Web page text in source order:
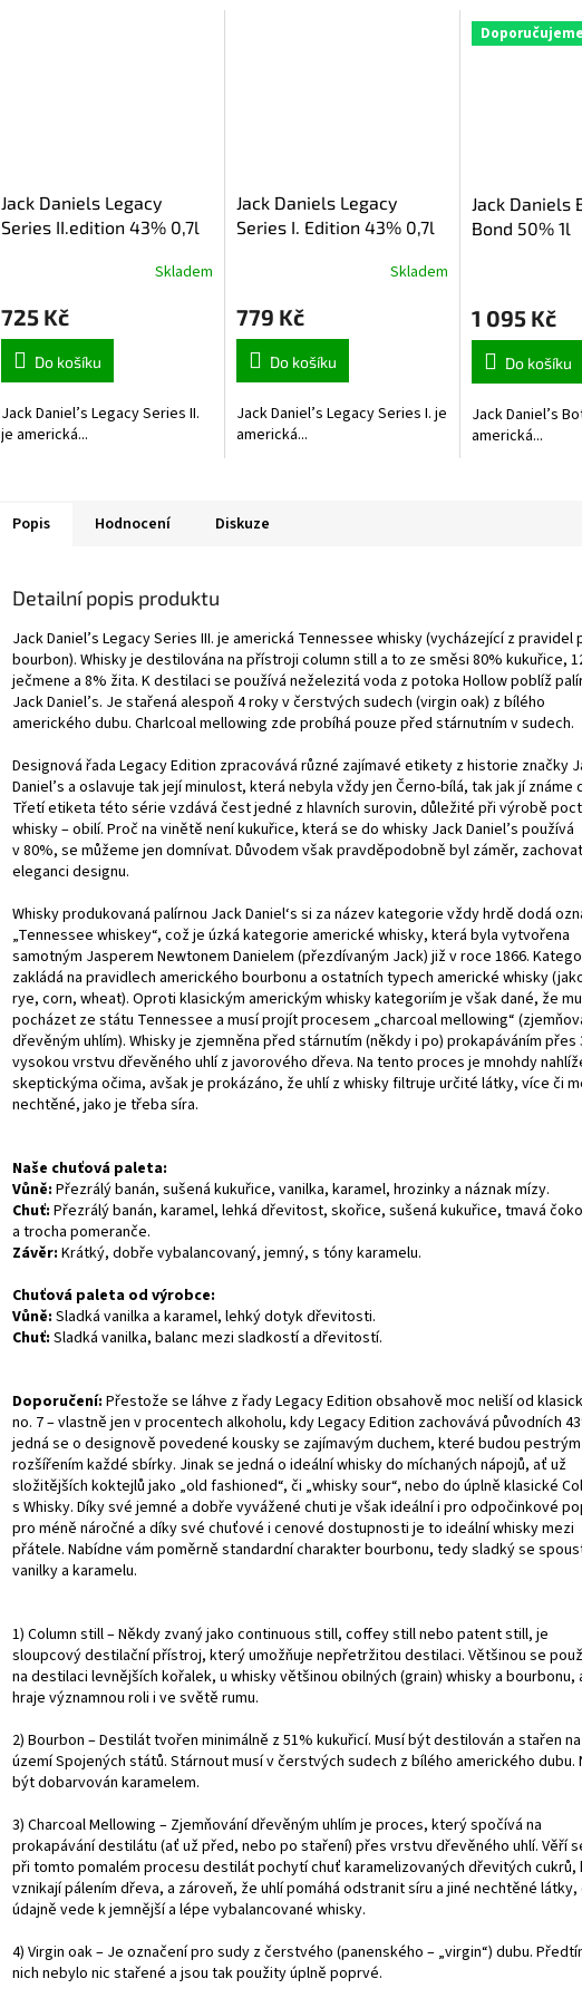
Jack Daniels Legacy
Series II.edition 43% 0,7l
Skladem
725 Kč
Do košíku
Jack Daniel’s Legacy Series II.
je americká...
Jack Daniels Legacy
Series I. Edition 43% 0,7l
Skladem
779 Kč
Do košíku
Jack Daniel’s Legacy Series I. je
americká...
Doporučujeme
Jack Daniels
Bond 50% 1l
1 095 Kč
Do košíku
Jack Daniel’s
americká...
Popis Hodnocení Diskuze
Detailní popis produktu
Jack Daniel’s Legacy Series III. je americká Tennessee whisky (vycházející z pravidel
bourbon). Whisky je destilována na přístroji column still a to ze směsi 80% kukuřice,
ječmene a 8% žita. K destilaci se používá neželezitá voda z potoka Hollow poblíž
Jack Daniel’s. Je stařená alespoň 4 roky v čerstvých sudech (virgin oak) z bílého
amerického dubu. Charlcoal mellowing zde probíhá pouze před stárnutním v sudech.
Designová řada Legacy Edition zpracovává různé zajímavé etikety z historie značky
Daniel’s a oslavuje tak její minulost, která nebyla vždy jen Černo-bílá, tak jak jí známe
Třetí etiketa této série vzdává čest jedné z hlavních surovin, důležité při výrobě
whisky – obilí. Proč na vinětě není kukuřice, která se do whisky Jack Daniel’s používá
v 80%, se můžeme jen domnívat. Důvodem však pravděpodobně byl záměr, zachovat
eleganci designu.
Whisky produkovaná palírnou Jack Daniel‘s si za název kategorie vždy hrdě dodá
„Tennessee whiskey“, což je úzká kategorie americké whisky, která byla vytvořena
samotným Jasperem Newtonem Danielem (přezdívaným Jack) již v roce 1866.
zakládá na pravidlech amerického bourbonu a ostatních typech americké whisky
rye, corn, wheat). Oproti klasickým americkým whisky kategoriím je však dané, že
pocházet ze státu Tennessee a musí projít procesem „charcoal mellowing“
dřevěným uhlím). Whisky je zjemněna před stárnutím (někdy i po) prokapáváním přes
vysokou vrstvu dřevěného uhlí z javorového dřeva. Na tento proces je mnohdy
skeptickýma očima, avšak je prokázáno, že uhlí z whisky filtruje určité látky, více či
nechtěné, jako je třeba síra.
Naše chuťová paleta:
Vůně: Přezrálý banán, sušená kukuřice, vanilka, karamel, hrozinky a náznak mízy.
Chuť: Přezrálý banán, karamel, lehká dřevitost, skořice, sušená kukuřice, tmavá
a trocha pomeranče.
Závěr: Krátký, dobře vybalancovaný, jemný, s tóny karamelu.
Chuťová paleta od výrobce:
Vůně: Sladká vanilka a karamel, lehký dotyk dřevitosti.
Chuť: Sladká vanilka, balanc mezi sladkostí a dřevitostí.
Doporučení: Přestože se láhve z řady Legacy Edition obsahově moc neliší od
no. 7 – vlastně jen v procentech alkoholu, kdy Legacy Edition zachovává původních
jedná se o designově povedené kousky se zajímavým duchem, které budou pestrým
rozšířením každé sbírky. Jinak se jedná o ideální whisky do míchaných nápojů, ať už
složitějších koktejlů jako „old fashioned“, či „whisky sour“, nebo do úplně klasické
s Whisky. Díky své jemné a dobře vyvážené chuti je však ideální i pro odpočinkové
pro méně náročné a díky své chuťové i cenové dostupnosti je to ideální whisky mezi
přátele. Nabídne vám poměrně standardní charakter bourbonu, tedy sladký se
vanilky a karamelu.
1) Column still – Někdy zvaný jako continuous still, coffey still nebo patent still, je
sloupcový destilační přístroj, který umožňuje nepřetržitou destilaci. Většinou se
na destilaci levnějších kořalek, u whisky většinou obilných (grain) whisky a bourbonu,
hraje významnou roli i ve světě rumu.
2) Bourbon – Destilát tvořen minimálně z 51% kukuřicí. Musí být destilován a stařen na
území Spojených států. Stárnout musí v čerstvých sudech z bílého amerického dubu.
být dobarvován karamelem.
3) Charcoal Mellowing – Zjemňování dřevěným uhlím je proces, který spočívá na
prokapávání destilátu (ať už před, nebo po staření) přes vrstvu dřevěného uhlí. Věří
při tomto pomalém procesu destilát pochytí chuť karamelizovaných dřevitých cukrů,
vznikají pálením dřeva, a zároveň, že uhlí pomáhá odstranit síru a jiné nechtěné látky,
údajně vede k jemnější a lépe vybalancované whisky.
4) Virgin oak – Je označení pro sudy z čerstvého (panenského – „virgin“) dubu.
nich nebylo nic stařené a jsou tak použity úplně poprvé.